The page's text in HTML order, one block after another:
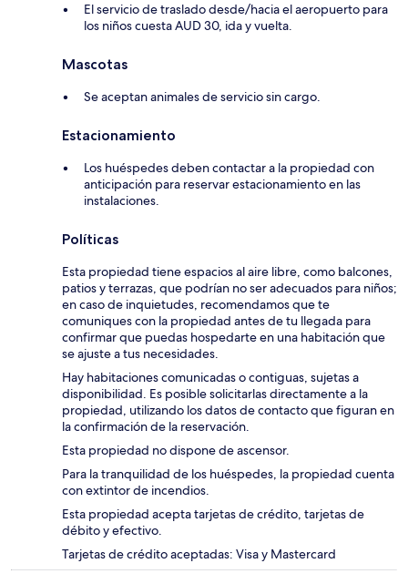
El servicio de traslado desde/hacia el aeropuerto para
los niños cuesta AUD 30, ida y vuelta.
Mascotas
Se aceptan animales de servicio sin cargo.
Estacionamiento
Los huéspedes deben contactar a la propiedad con
anticipación para reservar estacionamiento en las
instalaciones.
Políticas
Esta propiedad tiene espacios al aire libre, como balcones,
patios y terrazas, que podrían no ser adecuados para niños;
en caso de inquietudes, recomendamos que te
comuniques con la propiedad antes de tu llegada para
confirmar que puedas hospedarte en una habitación que
se ajuste a tus necesidades.
Hay habitaciones comunicadas o contiguas, sujetas a
disponibilidad. Es posible solicitarlas directamente a la
propiedad, utilizando los datos de contacto que figuran en
la confirmación de la reservación.
Esta propiedad no dispone de ascensor.
Para la tranquilidad de los huéspedes, la propiedad cuenta
con extintor de incendios.
Esta propiedad acepta tarjetas de crédito, tarjetas de
débito y efectivo.
Tarjetas de crédito aceptadas: Visa y Mastercard